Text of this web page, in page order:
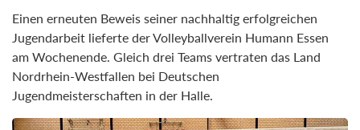
Einen erneuten Beweis seiner nachhaltig erfolgreichen
Jugendarbeit lieferte der Volleyballverein Humann Essen
am Wochenende. Gleich drei Teams vertraten das Land
Nordrhein-Westfallen bei Deutschen
Jugendmeisterschaften in der Halle.